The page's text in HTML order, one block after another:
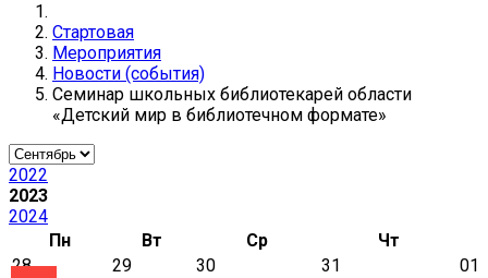
Стартовая
Мероприятия
Новости (события)
Семинар школьных библиотекарей области
«Детский мир в библиотечном формате»
2022
2023
2024
Пн
Вт Ср
Чт
28
29 30 31
01